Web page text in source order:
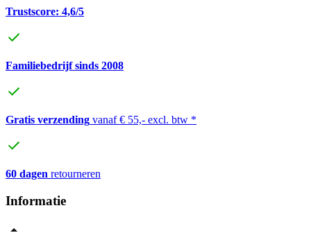
Trustscore: 4,6/5
Familiebedrijf sinds 2008
Gratis verzending vanaf € 55,- excl. btw *
60 dagen retourneren
Informatie